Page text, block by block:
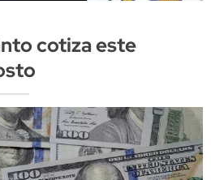
cotiza este